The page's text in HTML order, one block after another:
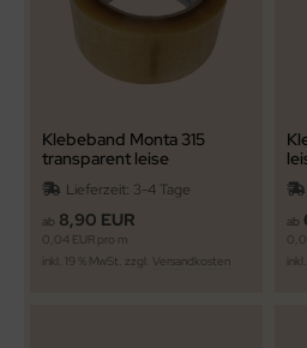
Klebeband Monta 315
transparent leise
50mmx66m
Naturkautschukkleber
Lieferzeit: 3-4 Tage
ab 8,90 EUR
0,04 EUR pro m
inkl. 19 % MwSt. zzgl. Versandkosten
ab